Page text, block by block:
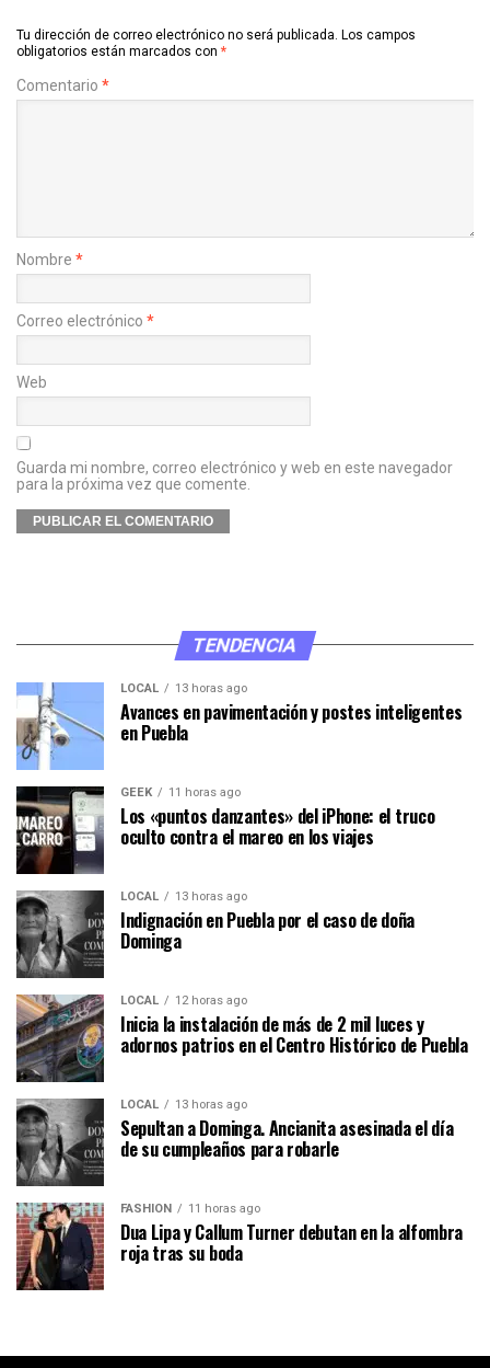
Tu dirección de correo electrónico no será publicada. Los campos
obligatorios están marcados con *
Comentario *
Nombre *
Correo electrónico *
Web
Guarda mi nombre, correo electrónico y web en este navegador
para la próxima vez que comente.
TENDENCIA
LOCAL 13 horas ago
Avances en pavimentación y postes inteligentes
en Puebla
GEEK 11 horas ago
Los «puntos danzantes» del iPhone: el truco
oculto contra el mareo en los viajes
LOCAL 13 horas ago
Indignación en Puebla por el caso de doña
Dominga
LOCAL 12 horas ago
Inicia la instalación de más de 2 mil luces y
adornos patrios en el Centro Histórico de Puebla
LOCAL 13 horas ago
Sepultan a Dominga. Ancianita asesinada el día
de su cumpleaños para robarle
FASHION 11 horas ago
Dua Lipa y Callum Turner debutan en la alfombra
roja tras su boda